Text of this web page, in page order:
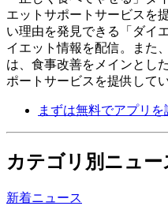
エットサポートサービスを
い理由を発見できる「ダイ
イエット情報を配信。 また
は、食事改善をメインとし
ポートサービスを提供してい
まずは無料でアプリを
カテゴリ別ニュー
新着ニュース